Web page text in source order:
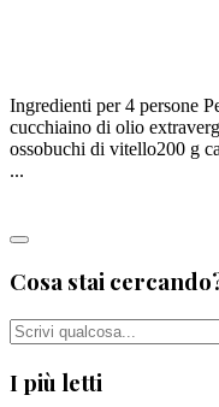
Ingredienti per 4 persone
cucchiaino di olio
ossobuchi di vitello200 g
...
Cosa stai
I più letti